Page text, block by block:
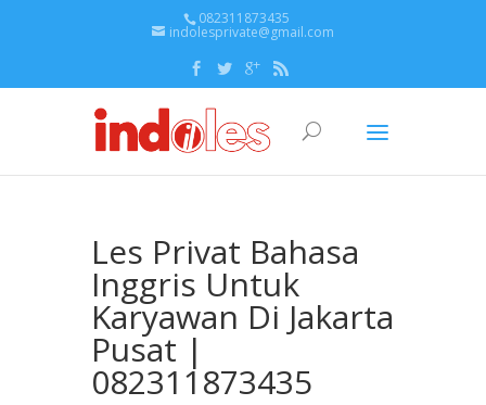
082311873435
indolesprivate@gmail.com
Les Privat Bahasa
Inggris Untuk
Karyawan Di Jakarta
Pusat |
082311873435